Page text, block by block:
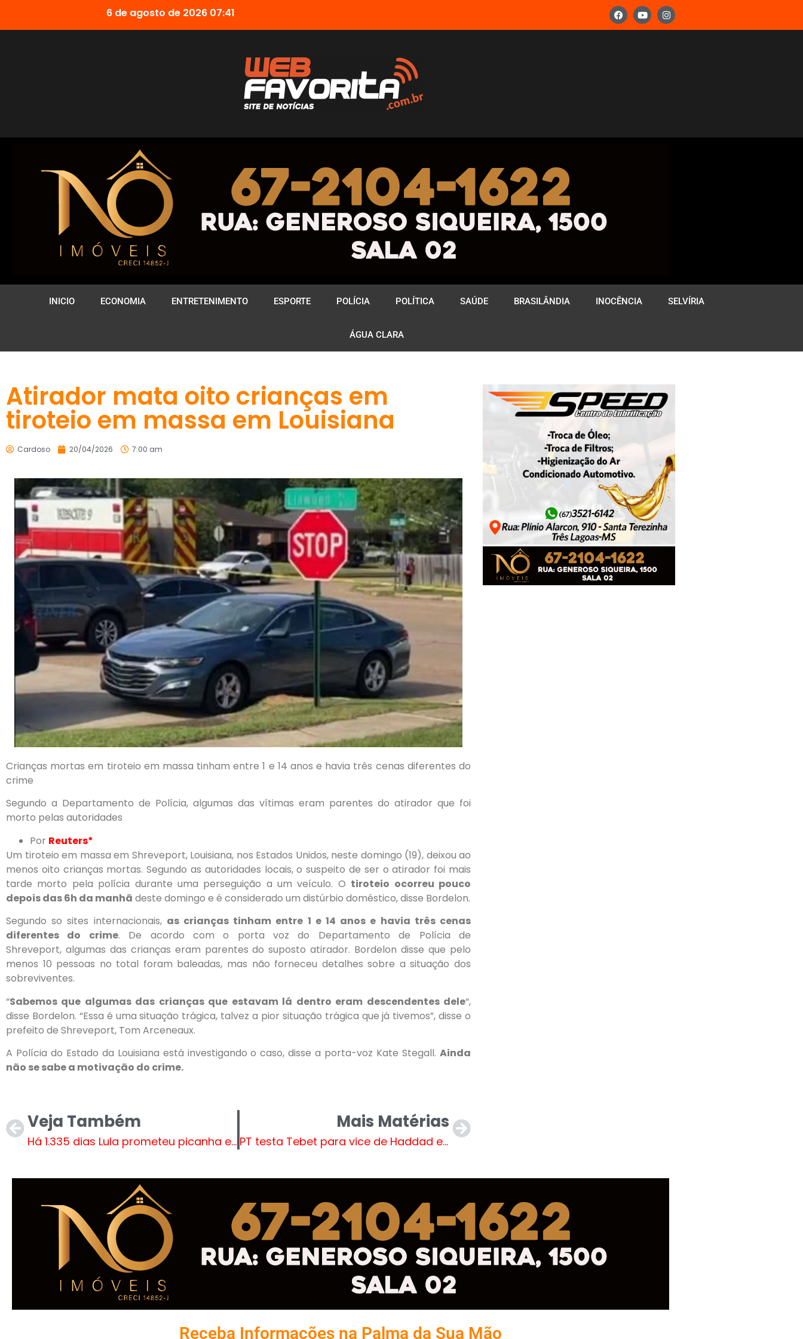
6 de agosto de 2026 07:41
INICIO ECONOMIA ENTRETENIMENTO ESPORTE POLÍCIA POLÍTICA SAÚDE BRASILÂNDIA INOCÊNCIA SELVÍRIA
ÁGUA CLARA
Atirador mata oito crianças em
tiroteio em massa em Louisiana
Cardoso 20/04/2026 7:00 am
Crianças mortas em tiroteio em massa tinham entre 1 e 14 anos e havia três cenas diferentes do
crime
Segundo a Departamento de Polícia, algumas das vítimas eram parentes do atirador que foi
morto pelas autoridades
Por Reuters*
Um tiroteio em massa em Shreveport, Louisiana, nos Estados Unidos, neste domingo (19), deixou ao
menos oito crianças mortas. Segundo as autoridades locais, o suspeito de ser o atirador foi mais
tarde morto pela polícia durante uma perseguição a um veículo. O tiroteio ocorreu pouco
depois das 6h da manhã deste domingo e é considerado um distúrbio doméstico, disse Bordelon.
Segundo so sites internacionais, as crianças tinham entre 1 e 14 anos e havia três cenas
diferentes do crime. De acordo com o porta voz do Departamento de Polícia de
Shreveport, algumas das crianças eram parentes do suposto atirador. Bordelon disse que pelo
menos 10 pessoas no total foram baleadas, mas não forneceu detalhes sobre a situação dos
sobreviventes.
“Sabemos que algumas das crianças que estavam lá dentro eram descendentes dele“,
disse Bordelon. “Essa é uma situação trágica, talvez a pior situação trágica que já tivemos”, disse o
prefeito de Shreveport, Tom Arceneaux.
A Polícia do Estado da Louisiana está investigando o caso, disse a porta-voz Kate Stegall. Ainda
não se sabe a motivação do crime.
Veja Também
Há 1.335 dias Lula prometeu picanha e cervejinha, mas era só campanha eleitoral
Mais Matérias
PT testa Tebet para vice de Haddad e se surpreende com resultado
Receba Informações na Palma da Sua Mão